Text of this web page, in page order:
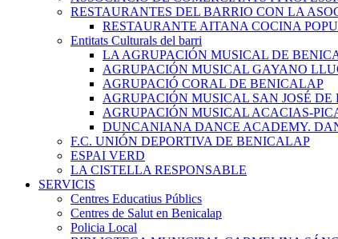
RESTAURANTES DEL BARRIO CON LA
RESTAURANTE AITANA COCINA
Entitats Culturals del barri
LA AGRUPACIÓN MUSICAL DE
AGRUPACIÓN MUSICAL GAYANO
AGRUPACIÓ CORAL DE BENICALAP
AGRUPACIÓN MUSICAL SAN JOSÉ DE
AGRUPACIÓN MUSICAL ACACIAS-
DUNCANIANA DANCE ACADEMY.
F.C. UNIÓN DEPORTIVA DE BENICALAP
ESPAI VERD
LA CISTELLA RESPONSABLE
SERVICIS
Centres Educatius Públics
Centres de Salut en Benicalap
Policia Local